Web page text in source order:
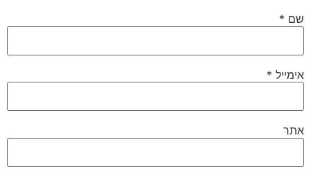
שם *
אימייל *
אתר